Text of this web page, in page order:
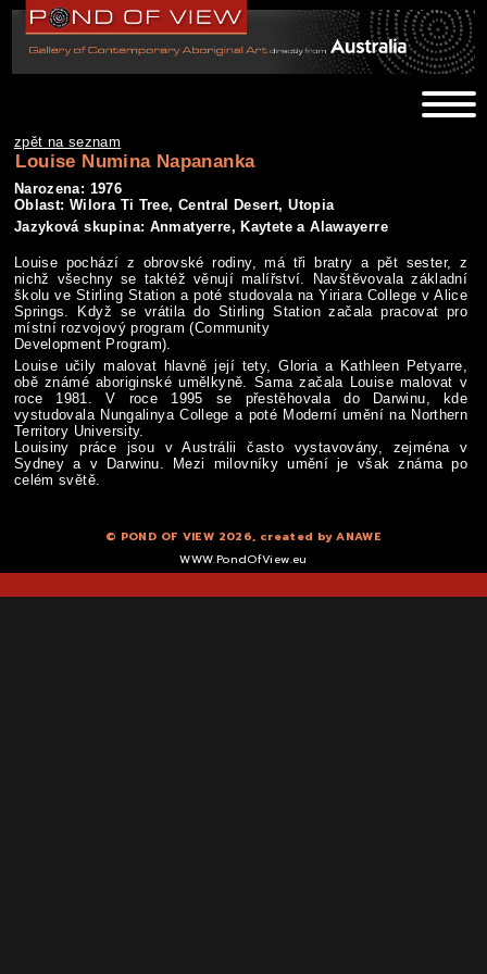
zpět na seznam
Louise Numina Napananka
Narozena: 1976
Oblast: Wilora Ti Tree, Central Desert, Utopia
Jazyková skupina: Anmatyerre, Kaytete a Alawayerre
Louise pochází z obrovské rodiny, má tři bratry a pět sester, z
nichž všechny se taktéž věnují malířství. Navštěvovala základní
školu ve Stirling Station a poté studovala na Yiriara College v Alice
Springs. Když se vrátila do Stirling Station začala pracovat pro
místní rozvojový program (Community
Development Program).
Louise učily malovat hlavně její tety, Gloria a Kathleen Petyarre,
obě známé aboriginské umělkyně. Sama začala Louise malovat v
roce 1981. V roce 1995 se přestěhovala do Darwinu, kde
vystudovala Nungalinya College a poté Moderní umění na Northern
Territory University.
Louisiny práce jsou v Austrálii často vystavovány, zejména v
Sydney a v Darwinu. Mezi milovníky umění je však známa po
celém světě.
© POND OF VIEW 2026, created byANAWE
WWW.PondOfView.eu